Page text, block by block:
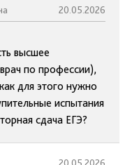
20.05.2026
высшее
по профессии),
для этого нужно
испытания
сдача ЕГЭ?